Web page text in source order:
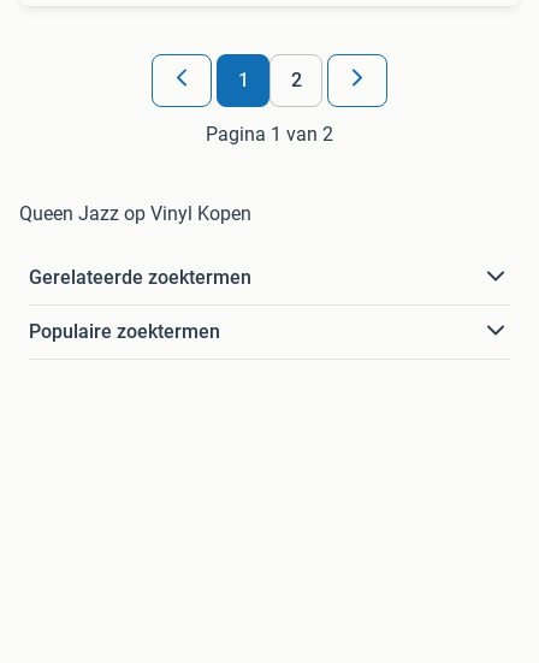
1 2
Pagina 1 van 2
Queen Jazz op Vinyl Kopen
Gerelateerde zoektermen
Populaire zoektermen